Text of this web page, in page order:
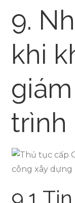
9.
khi
trình